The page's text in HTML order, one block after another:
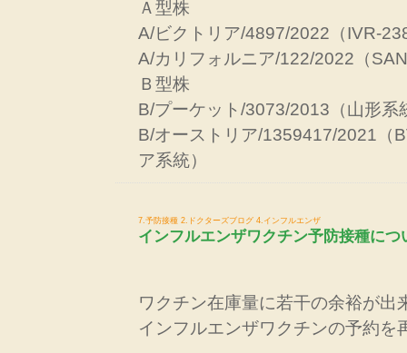
Ａ型株
A/ビクトリア/4897/2022（IVR-
A/カリフォルニア/122/2022（
Ｂ型株
B/プーケット/3073/2013（山形系
B/オーストリア/1359417/2021（
ア系統）
7.予防接種 2.ドクターズブログ 4.インフルエンザ
インフルエンザワクチン予防接種につ
ワクチン在庫量に若干の余裕が出
インフルエンザワクチンの予約を